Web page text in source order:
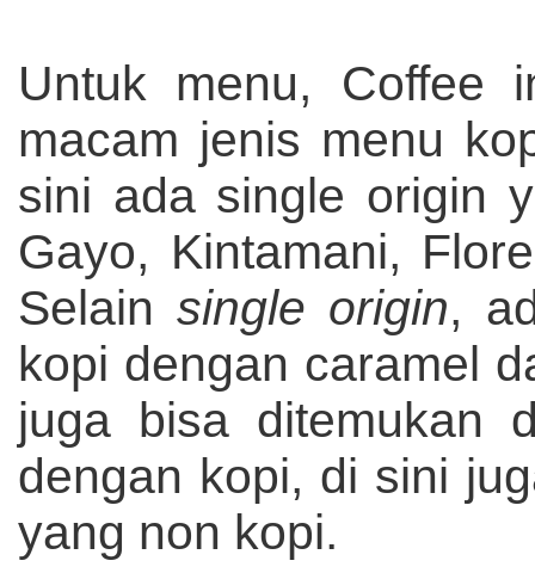
Untuk menu, Coffee
macam jenis menu
sini ada single origin
Gayo, Kintamani,
Selainsingle origin,
kopi dengan caramel
juga bisa ditemukan
dengan kopi, di sini
yang non kopi.